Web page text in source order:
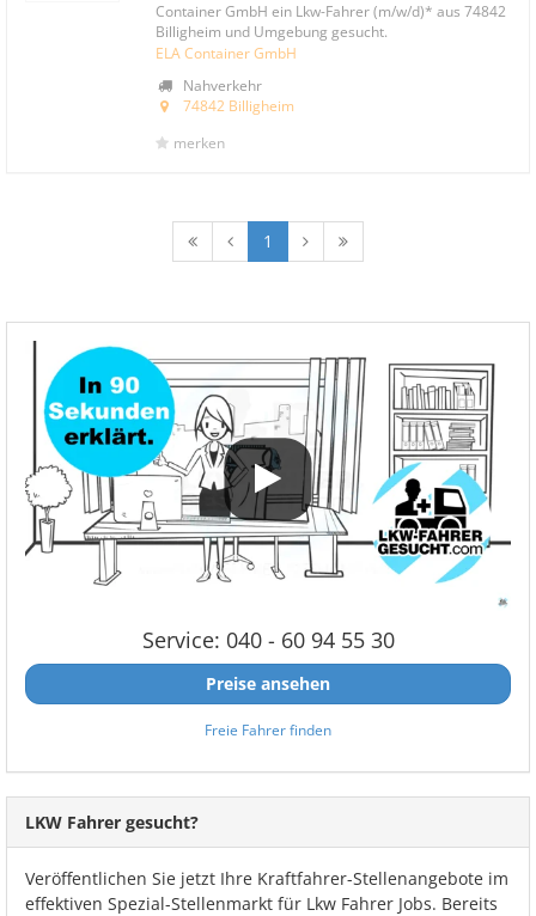
Container GmbH ein Lkw-Fahrer (m/w/d)* aus 74842
Billigheim und Umgebung gesucht.
ELA Container GmbH
Nahverkehr
74842 Billigheim
merken
1
Service: 040 - 60 94 55 30
Preise ansehen
Freie Fahrer finden
LKW Fahrer gesucht?
Veröffentlichen Sie jetzt Ihre Kraftfahrer-Stellenangebote im
effektiven Spezial-Stellenmarkt für Lkw Fahrer Jobs. Bereits